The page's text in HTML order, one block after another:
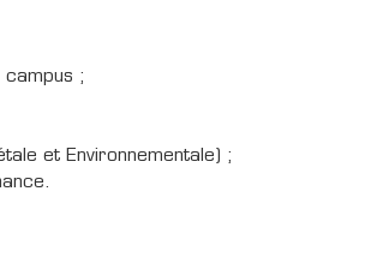
campus ;
et Environnementale) ;